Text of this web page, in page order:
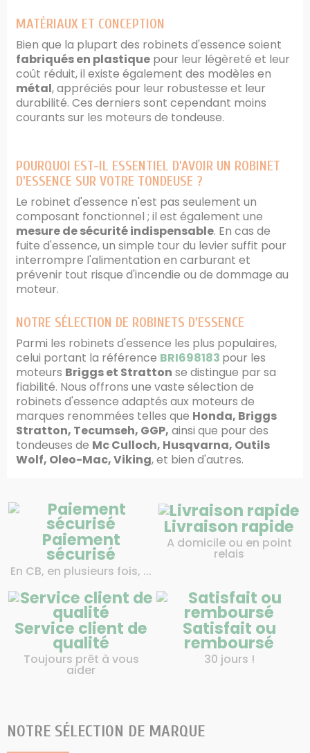
MATÉRIAUX ET CONCEPTION
Bien que la plupart des robinets d'essence soient
fabriqués en plastiquepour leur légèreté et leur
coût réduit, il existe également des modèles en
métal, appréciés pour leur robustesse et leur
durabilité. Ces derniers sont cependant moins
courants sur les moteurs de tondeuse.
POURQUOI EST-IL ESSENTIEL D'AVOIR UN ROBINET
D'ESSENCE SUR VOTRE TONDEUSE ?
Le robinet d'essence n'est pas seulement un
composant fonctionnel ; il est également une
mesure de sécurité indispensable. En cas de
fuite d'essence, un simple tour du levier suffit pour
interrompre l'alimentation en carburant et
prévenir tout risque d'incendie ou de dommage au
moteur.
NOTRE SÉLECTION DE ROBINETS D'ESSENCE
Parmi les robinets d'essence les plus populaires,
celui portant la référence BRI698183 pour les
moteurs Briggs et Stratton se distingue par sa
fiabilité. Nous offrons une vaste sélection de
robinets d'essence adaptés aux moteurs de
marques renommées telles que Honda, Briggs
Stratton, Tecumseh, GGP, ainsi que pour des
tondeuses de Mc Culloch, Husqvarna, Outils
Wolf, Oleo-Mac, Viking, et bien d'autres.
Paiement
sécurisé
En CB, en plusieurs fois, ...
Livraison rapide
A domicile ou en point
relais
Service client de
qualité
Toujours prêt à vous
aider
Satisfait ou
remboursé
30 jours !
NOTRE SÉLECTION DE MARQUE